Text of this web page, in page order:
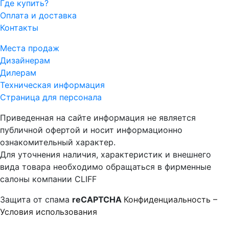
Где купить?
Оплата и доставка
Контакты
Места продаж
Дизайнерам
Дилерам
Техническая информация
Страница для персонала
Приведенная на сайте информация не является
публичной офертой и носит информационно
ознакомительный характер.
Для уточнения наличия, характеристик и внешнего
вида товара необходимо обращаться в фирменные
салоны компании CLIFF
Защита от спама reCAPTCHA Конфиденциальность –
Условия использования